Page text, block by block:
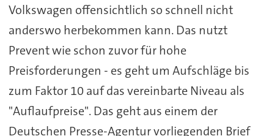
Volkswagen offensichtlich so schnell nicht
anderswo herbekommen kann. Das nutzt
Prevent wie schon zuvor für hohe
Preisforderungen - es geht um Aufschläge bis
zum Faktor 10 auf das vereinbarte Niveau als
"Auflaufpreise". Das geht aus einem der
Deutschen Presse-Agentur vorliegenden Brief